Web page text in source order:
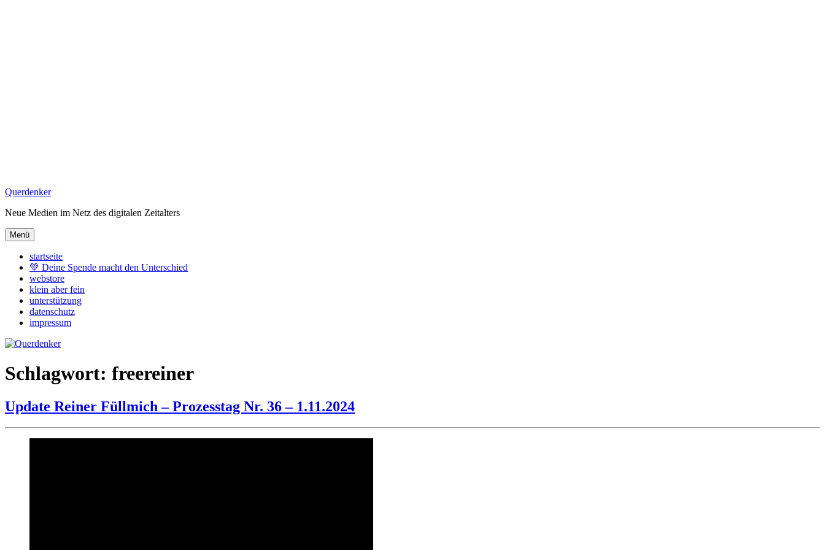
Zum
springen
Querdenker
Neue Medien im Netz des digitalen Zeitalters
Menü
startseite
💚 Deine Spende macht den Unterschied
webstore
klein aber fein
unterstützung
datenschutz
impressum
Schlagwort: freereiner
Update Reiner Füllmich – Prozesstag Nr. 36 – 1.11.2024